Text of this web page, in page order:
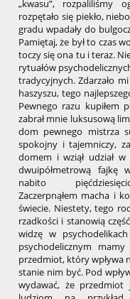
„kwasu”, rozpaliliśmy
rozpętało się piekło,
gradu wpadały do
Pamiętaj, że był to czas
toczy się ona tu i teraz.
rytuałów
tradycyjnych. Zdarzało
haszyszu, tego
Pewnego razu kupiłem
zabrał mnie luksusową
dom pewnego mistrza
spokojny i tajemniczy,
domem i wziął udział
dwuipółmetrową fajkę
nabito
Zaczerpnąłem macha i
świecie. Niestety, tego
rzadkości i stanowią
widzę w
psychodelicznym
przedmiot, który wpływa
stanie nim być. Pod
wydawać, że